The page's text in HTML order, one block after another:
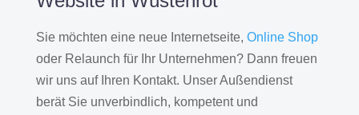
Sie möchten eine neue Internetseite, Online Shop
oder Relaunch für Ihr Unternehmen? Dann freuen
wir uns auf Ihren Kontakt. Unser Außendienst
berät Sie unverbindlich, kompetent und